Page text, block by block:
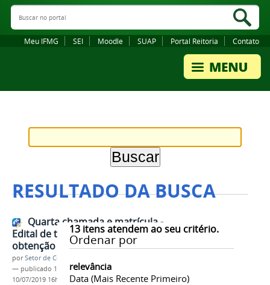
Buscar no portal
Meu IFMG SEI Moodle SUAP Portal Reitoria Contato
RESULTADO DA BUSCA
13itens atendem ao seu critério.
Ordenar por
relevância
Data (mais Recente Primeiro)
Quarta chamada e matrícula -
Edital de transferências e
obtenção de novo título
porSetor de Comunicação
— publicado 10/07/2019—última modificação
10/07/2019 16h00